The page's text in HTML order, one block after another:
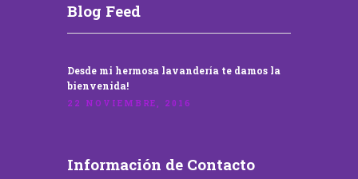
Blog Feed
Desde mi hermosa lavandería te damos la
bienvenida!
22 NOVIEMBRE, 2016
Información de Contacto